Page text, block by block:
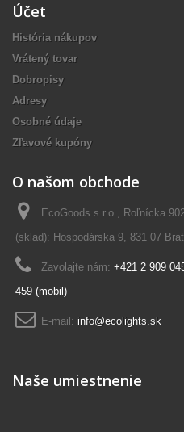
Účet
História nákupov
Vrátený tovar
Dobropisy
Adresy
Osobné údaje
Zľavové kupóny
O našom obchode
EcoGoods s.r.o., Roľnícka
(sklad): Hospodárska 9, 831 07
Zavolajte nám: +421 2 909
459 (mobil)
E-mail: info@ecolights.sk
Naše umiestnenie